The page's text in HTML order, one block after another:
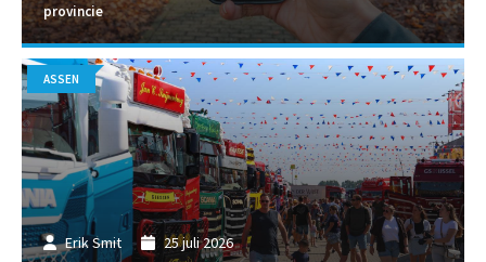
provincie
Erik Smit 25 juli 2026
ASSEN